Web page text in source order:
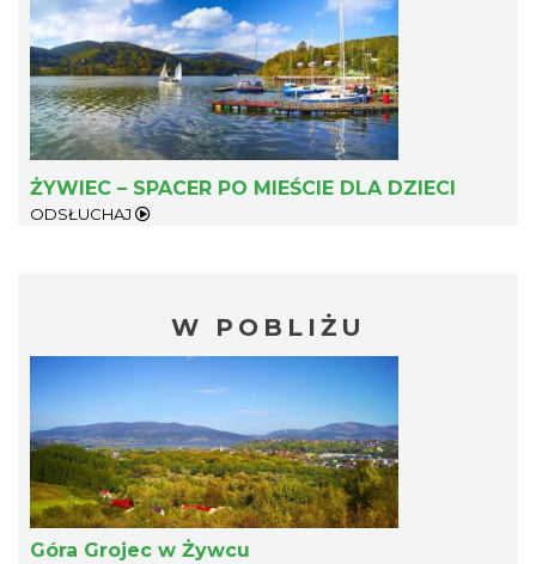
ŻYWIEC – SPACER PO MIEŚCIE DLA DZIECI
ODSŁUCHAJ
W POBLIŻU
Góra Grojec w Żywcu